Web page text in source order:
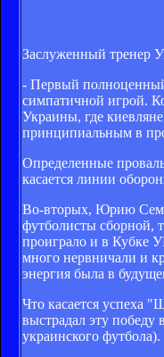
Заслуженный тренер
- Первый
симпатичной игрой.
Украины, где
принципиальным в
Определенные
касается линии
Во-вторых, Юрию
футболисты сборной,
проиграло и в Кубке
много нервничали и
энергия была в
Что касается успеха
выстрадал эту
украинского